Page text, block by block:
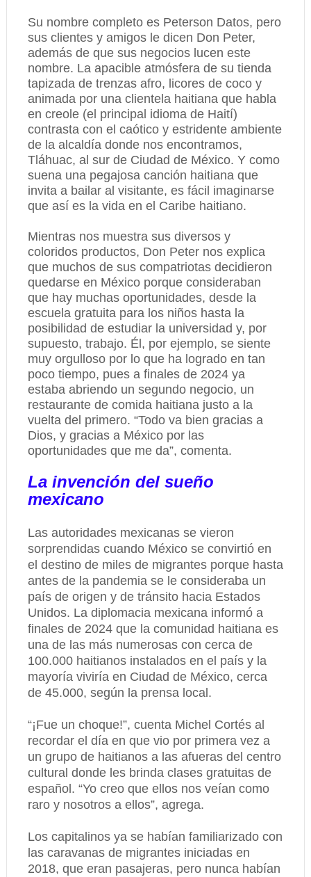
Su nombre completo es Peterson Datos, pero
sus clientes y amigos le dicen Don Peter,
además de que sus negocios lucen este
nombre. La apacible atmósfera de su tienda
tapizada de trenzas afro, licores de coco y
animada por una clientela haitiana que habla
en creole (el principal idioma de Haití)
contrasta con el caótico y estridente ambiente
de la alcaldía donde nos encontramos,
Tláhuac, al sur de Ciudad de México. Y como
suena una pegajosa canción haitiana que
invita a bailar al visitante, es fácil imaginarse
que así es la vida en el Caribe haitiano.
Mientras nos muestra sus diversos y
coloridos productos, Don Peter nos explica
que muchos de sus compatriotas decidieron
quedarse en México porque consideraban
que hay muchas oportunidades, desde la
escuela gratuita para los niños hasta la
posibilidad de estudiar la universidad y, por
supuesto, trabajo. Él, por ejemplo, se siente
muy orgulloso por lo que ha logrado en tan
poco tiempo, pues a finales de 2024 ya
estaba abriendo un segundo negocio, un
restaurante de comida haitiana justo a la
vuelta del primero. “Todo va bien gracias a
Dios, y gracias a México por las
oportunidades que me da”, comenta.
La invención del sueño
mexicano
Las autoridades mexicanas se vieron
sorprendidas cuando México se convirtió en
el destino de miles de migrantes porque hasta
antes de la pandemia se le consideraba un
país de origen y de tránsito hacia Estados
Unidos. La diplomacia mexicana informó a
finales de 2024 que la comunidad haitiana es
una de las más numerosas con cerca de
100.000 haitianos instalados en el país y la
mayoría viviría en Ciudad de México, cerca
de 45.000, según la prensa local.
“¡Fue un choque!”, cuenta Michel Cortés al
recordar el día en que vio por primera vez a
un grupo de haitianos a las afueras del centro
cultural donde les brinda clases gratuitas de
español. “Yo creo que ellos nos veían como
raro y nosotros a ellos”, agrega.
Los capitalinos ya se habían familiarizado con
las caravanas de migrantes iniciadas en
2018, que eran pasajeras, pero nunca habían